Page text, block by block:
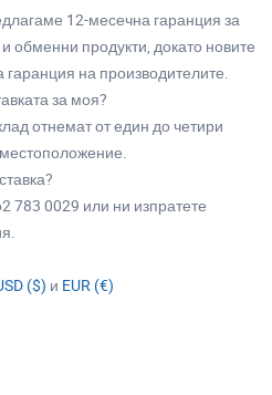
12-месечна гаранция за
обменни продукти, докато новите
гаранция на производителите.
за моя?
отнемат от един до четири
783 0029 или ни изпратете
($) и EUR (€)